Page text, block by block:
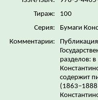
Тираж:
100
Серия:
Бумаги
Комментарии:
разделов:
содержит
(1863–1888